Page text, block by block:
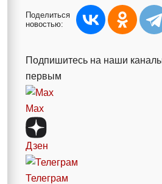
Поделиться
новостью:
Подпишитесь на наши
первым
Max
Дзен
Телеграм